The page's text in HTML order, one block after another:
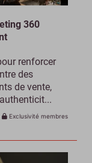
360
renforcer
des
de vente,
Exclusivité membres